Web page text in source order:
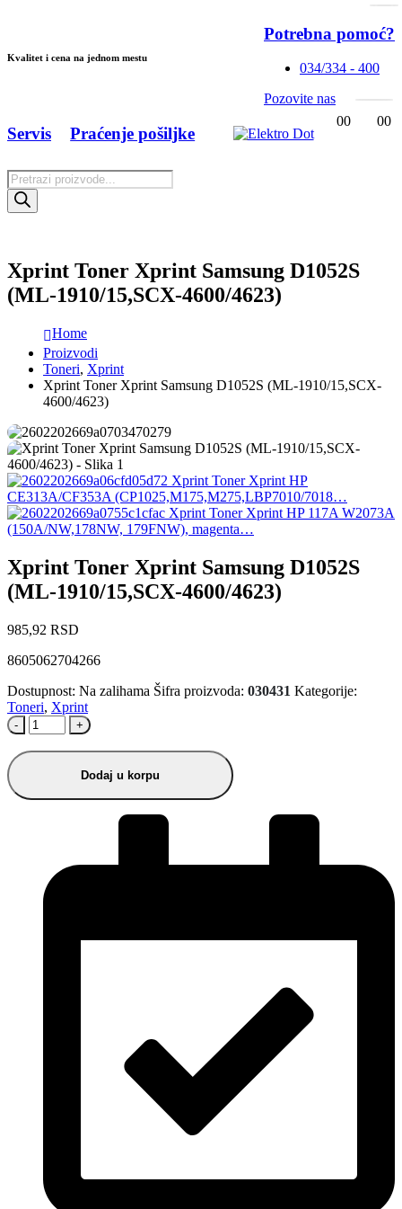
Kvalitet i cena na jednom mestu
Potrebna pomoć?
034/334 - 400
Pozovite nas
Products
search
Servis Praćenje pošiljke
00 00
Xprint Toner Xprint Samsung D1052S
(ML-1910/15,SCX-4600/4623)
Home
Proizvodi
Toneri, Xprint
Xprint Toner Xprint Samsung D1052S (ML-1910/15,SCX-
4600/4623)
Xprint Toner Xprint HP
CE313A/CF353A (CP1025,M175,M275,LBP7010/7018…
Xprint Toner Xprint HP 117A W2073A
(150A/NW,178NW, 179FNW), magenta…
Xprint Toner Xprint Samsung D1052S
(ML-1910/15,SCX-4600/4623)
985,92 RSD
8605062704266
Dostupnost: Na zalihama Šifra proizvoda: 030431 Kategorije:
Toneri, Xprint
- +
Dodaj u korpu